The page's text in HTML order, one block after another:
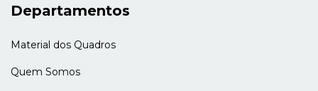
Departamentos
Material dos Quadros
Quem Somos